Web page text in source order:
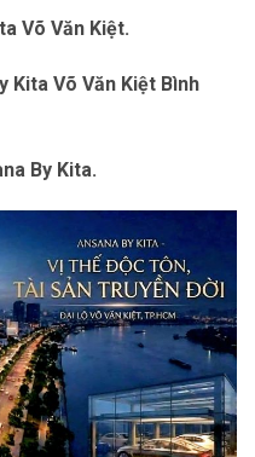
Võ Văn Kiệt.
Kita Võ Văn Kiệt Bình
By Kita.